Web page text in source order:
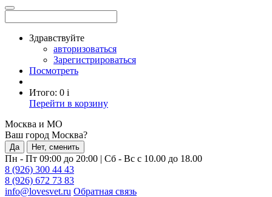
Здравствуйте
авторизоваться
Зарегистрироваться
Посмотреть
Итого: 0 i
Перейти в корзину
Москва и МО
Ваш город Москва?
Да Нет, сменить
Пн - Пт 09:00 до 20:00 | Сб - Вс с 10.00 до 18.00
8 (926) 300 44 43
8 (926) 672 73 83
info@lovesvet.ru Обратная связь